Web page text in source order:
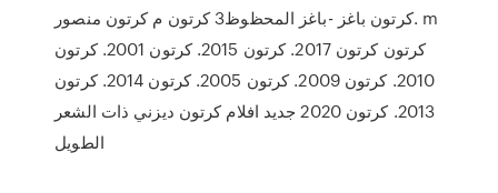
كرتون باغز -باغز المحظوظ3 كرتون م كرتون منصور. m
كرتون كرتون 2017. كرتون 2015. كرتون 2001. كرتون
2010. كرتون 2009. كرتون 2005. كرتون 2014. كرتون
2013. كرتون 2020 جديد افلام كرتون ديزني ذات الشعر
الطويل